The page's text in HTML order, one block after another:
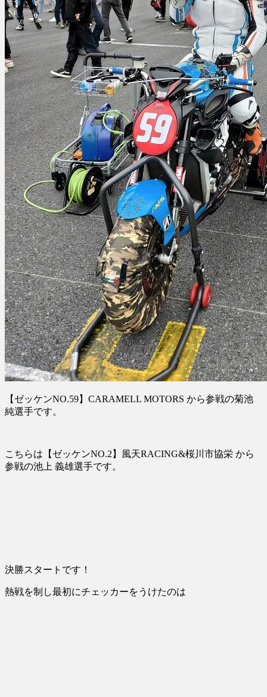
【ゼッケンNO.59】CARAMELL MOTORS から参戦の菊池
純選手です。
こちらは【ゼッケンNO.2】風天RACING&桜川市協栄 から
参戦の池上 義雄選手です。
決勝スタートです！
熱戦を制し最初にチェッカーをうけたのは